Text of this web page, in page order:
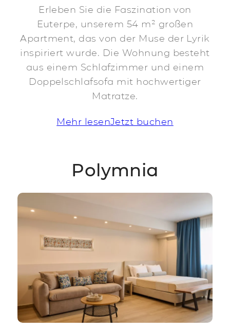
Erleben Sie die Faszination von
Euterpe, unserem 54 m² großen
Apartment, das von der Muse der Lyrik
inspiriert wurde. Die Wohnung besteht
aus einem Schlafzimmer und einem
Doppelschlafsofa mit hochwertiger
Matratze.
Mehr lesenJetzt buchen
Polymnia